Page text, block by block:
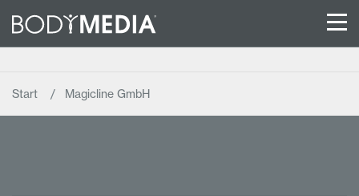
Start Magicline GmbH